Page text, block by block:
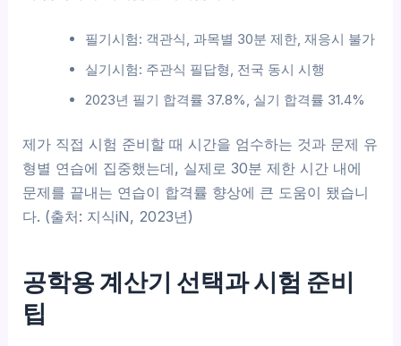
필기시험: 객관식, 과목별 30분 제한, 재응시 불가
실기시험: 주관식 필답형, 전국 동시 시행
2023년 필기 합격률 37.8%, 실기 합격률 31.4%
제가 직접 시험 준비할 때 시간을 엄수하는 것과 문제 유
형별 연습에 집중했는데, 실제로 30분 제한 시간 내에
문제를 끝내는 연습이 합격률 향상에 큰 도움이 됐습니
다. (출처: 지식iN, 2023년)
공학용 계산기 선택과 시험 준비
팁